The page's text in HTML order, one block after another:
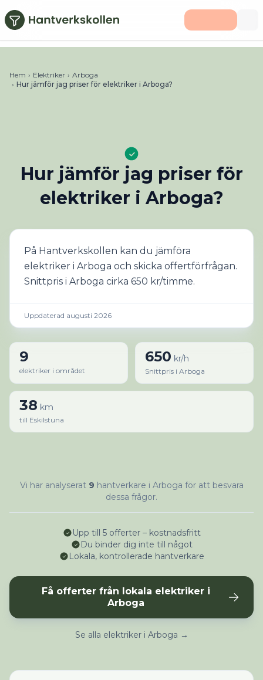
Hoppa till huvudinnehåll
Hem › Elektriker › Arboga
› Hur jämför jag priser för elektriker i Arboga?
Hur jämför jag priser för
elektriker i Arboga?
På Hantverkskollen kan du jämföra
elektriker i Arboga och skicka offertförfrågan.
Snittpris i Arboga cirka 650 kr/timme.
Uppdaterad augusti 2026
9
elektriker i området
650 kr/h
Snittpris i Arboga
38 km
till Eskilstuna
Vi har analyserat 9 hantverkare i Arboga för att besvara
dessa frågor.
Upp till 5 offerter – kostnadsfritt
Du binder dig inte till något
Lokala, kontrollerade hantverkare
Få offerter från lokala elektriker i
Arboga
Se alla elektriker i Arboga →